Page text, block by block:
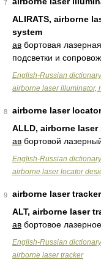
7
ALIRATS, airborne
system
ав бортовая
подсветки и
English-Russian
airborne laser illuminator,
8
airborne laser
ALLD, airborne
ав бортовой
English-Russian
airborne laser locator
9
airborne laser tracker
ALT, airborne laser
ав бортовое
English-Russian
airborne laser tracker